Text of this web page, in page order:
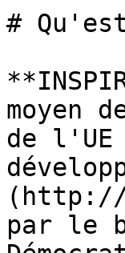
#
moyen
de
(http://
par le